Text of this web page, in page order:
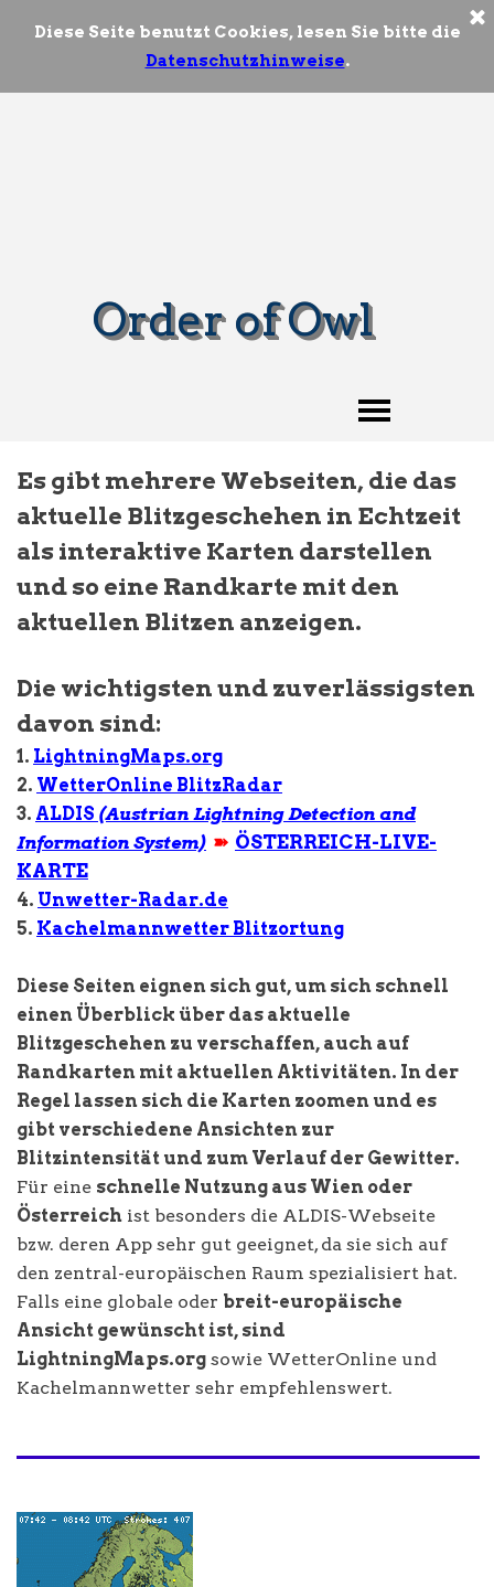
Diese Seite benutzt Cookies, lesen Sie bitte die
Datenschutzhinweise.
Order of Owl
Es gibt mehrere Webseiten, die das
aktuelle Blitzgeschehen in Echtzeit
als interaktive Karten darstellen
und so eine Randkarte mit den
aktuellen Blitzen anzeigen.
Die wichtigsten und zuverlässigsten
davon sind:
1. LightningMaps.org
2. WetterOnline BlitzRadar
3. ALDIS (Austrian Lightning Detection and
Information System) ➽ ÖSTERREICH-LIVE-
KARTE
4. Unwetter-Radar.de
5. Kachelmannwetter Blitzortung
Diese Seiten eignen sich gut, um sich schnell
einen Überblick über das aktuelle
Blitzgeschehen zu verschaffen, auch auf
Randkarten mit aktuellen Aktivitäten. In der
Regel lassen sich die Karten zoomen und es
gibt verschiedene Ansichten zur
Blitzintensität und zum Verlauf der Gewitter.
Für eine schnelle Nutzung aus Wien oder
Österreich ist besonders die ALDIS-Webseite
bzw. deren App sehr gut geeignet, da sie sich auf
den zentral-europäischen Raum spezialisiert hat.
Falls eine globale oder breit-europäische
Ansicht gewünscht ist, sind
LightningMaps.org sowie WetterOnline und
Kachelmannwetter sehr empfehlenswert.